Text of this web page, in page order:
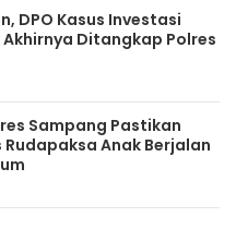
DPO Kasus Investasi
Ditangkap Polres
Sampang Pastikan
Rudapaksa Anak Berjalan